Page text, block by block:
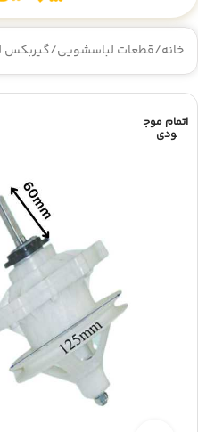
خانه/قطعات لباسشویی/گیربکس
اتمام موج
ودی